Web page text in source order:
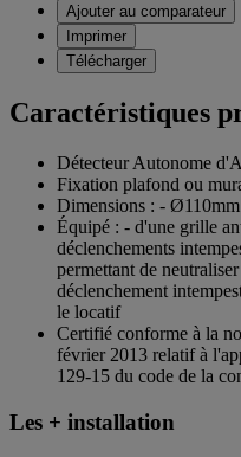
Ajouter au comparateur
Imprimer
Télécharger
Caractéristiques
Détecteur Autonome
Fixation plafond ou
Dimensions : -
Équipé : - d'une grille
déclenchements
permettant de
déclenchement
le locatif
Certifié conforme à la
février 2013 relatif à
129-15 du code de la
Les + installation